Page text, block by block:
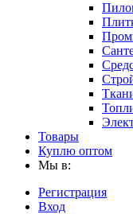
Товары
Куплю оптом
Мы в:
Регистрация
Вход